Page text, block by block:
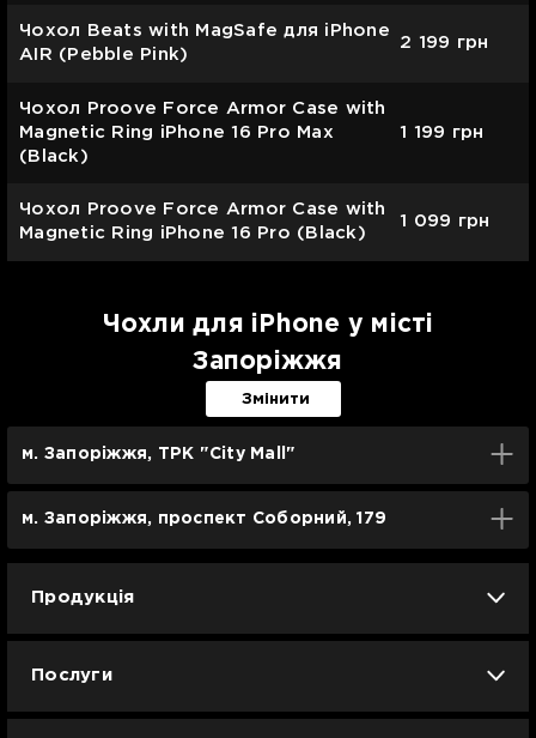
Чохол Beats with MagSafe для iPhone
AIR (Pebble Pink)
2 199 грн
Чохол Proove Force Armor Case with
Magnetic Ring iPhone 16 Pro Max
(Black)
1 199 грн
Чохол Proove Force Armor Case with
Magnetic Ring iPhone 16 Pro (Black)
1 099 грн
Чохли для iPhone у місті
Запоріжжя
Змінити
м. Запоріжжя, ТРК "City Mall"
м. Запоріжжя, проспект Соборний, 179
Продукція
Послуги